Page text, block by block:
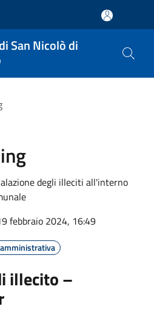
San Nicolò di
degli illeciti all'interno
febbraio 2024, 16:49
illecito –